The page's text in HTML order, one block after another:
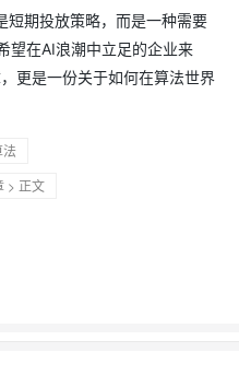
短期投放策略，而是一种需要
望在AI浪潮中立足的企业来
更是一份关于如何在算法世界
法
> 正文